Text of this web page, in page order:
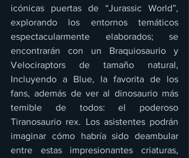
icónicas puertas de “Jurassic World”,
explorando los entornos temáticos
espectacularmente elaborados; se
encontrarán con un Braquiosaurio y
Velociraptors de tamaño natural,
Incluyendo a Blue, la favorita de los
fans, además de ver al dinosaurio más
temible de todos: el poderoso
Tiranosaurio rex. Los asistentes podrán
imaginar cómo habría sido deambular
entre estas impresionantes criaturas,